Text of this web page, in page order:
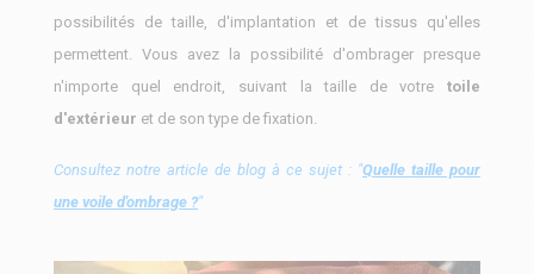
possibilités de taille, d'implantation et de tissus qu'elles
permettent. Vous avez la possibilité d'ombrager presque
n'importe quel endroit, suivant la taille de votre toile
d'extérieur et de son type de fixation.
Consultez notre article de blog à ce sujet : "Quelle taille pour
une voile d'ombrage ?"